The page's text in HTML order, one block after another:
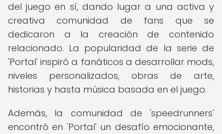
del juego en sí, dando lugar a una activa y
creativa comunidad de fans que se
dedicaron a la creación de contenido
relacionado. La popularidad de la serie de
'Portal' inspiró a fanáticos a desarrollar mods,
niveles personalizados, obras de arte,
historias y hasta música basada en el juego.
Además, la comunidad de 'speedrunners'
encontró en 'Portal' un desafío emocionante,